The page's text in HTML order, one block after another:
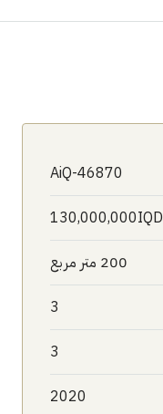
AiQ-46870
130,000,000IQD
200 متر مربع
3
3
2020